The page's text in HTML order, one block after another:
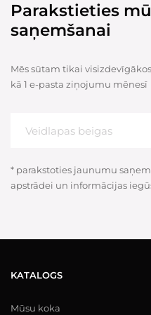
Parakstieties
saņemšanai
Mēs sūtam tikai
kā 1 e-pasta ziņojumu mēnesī
* parakstoties jaunumu
apstrādei un informācijas
KATALOGS
Mūsu koka